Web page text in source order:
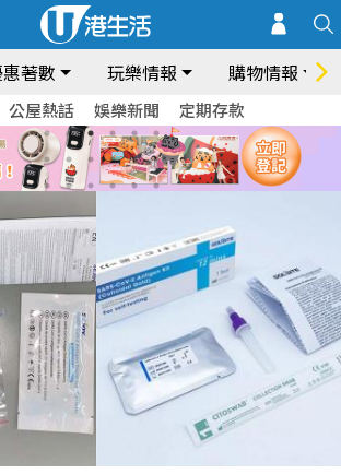
著數 玩樂情報 購物情報
公屋熱話 娛樂新聞 定期存款